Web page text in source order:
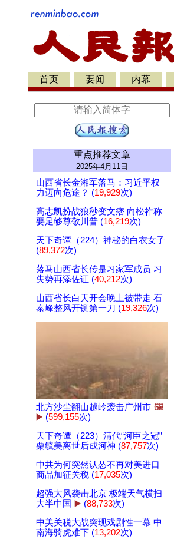
首页 要闻 内幕
重点推荐文章
2025年4月11日
山西省长金湘军落马：习近平权
力迈向危途？ (19,929次)
高志凯扮战狼秒变文痞 向松祚称
要足够尊敬川普 (16,219次)
天下奇谭（224）神秘的白衣女子
(89,372次)
落马山西省长传是习家军成员 习
失势再添佐证 (40,212次)
山西省长白天开会晚上被带走 石
泰峰整风开铡第一刀 (19,326次)
北方沙尘翻山越岭袭击广州市 🖼️
▶️ (599,155次)
天下奇谭（223）清代“河臣之冠”
栗毓美离世后成河神 (87,757次)
中共为何突然认怂不再对美进口
商品加征关税 (17,035次)
超强大风袭击北京 极端天气横扫
大半中国 ▶️ (88,733次)
中美关税大战突现戏剧性一幕 中
南海骑虎难下 (13,202次)